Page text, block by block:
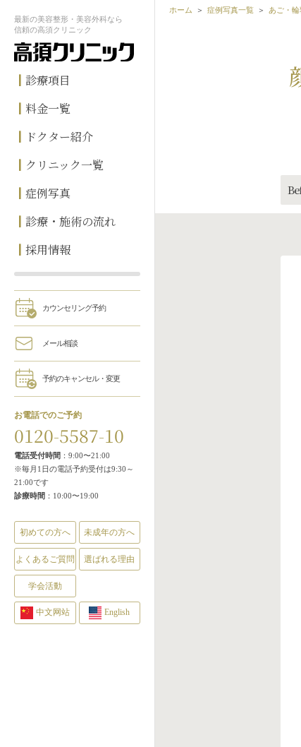
最新の美容整形・美容外科なら
信頼の高須クリニック
診療項目
料金一覧
ドクター紹介
クリニック一覧
症例写真
診療・施術の流れ
採用情報
カウンセリング予約
メール相談
予約のキャンセル・変更
お電話でのご予約
0120-5587-10
電話受付時間 ：9:00〜21:00
※毎月1日の電話予約受付は9:30～
21:00です
診療時間 ：10:00〜19:00
初めての方へ 未成年の方へ
よくあるご質問 選ばれる理由
学会活動
中文网站 English
ホーム 症例写真一覧 あご・